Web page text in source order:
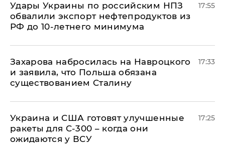
Удары Украины по российским НПЗ
обвалили экспорт нефтепродуктов из
РФ до 10-летнего минимума
17:55
​Захарова набросилась на Навроцкого
и заявила, что Польша обязана
существованием Сталину
17:33
Украина и США готовят улучшенные
ракеты для С-300 – когда они
ожидаются у ВСУ
17:25